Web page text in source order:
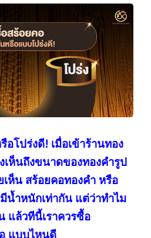
โปร่งดี! เมื่อเข้าร้านทอง
เห็นถึงขนาดของทองคำรูป
ห็น สร้อยคอทองคำ หรือ
น้ำหนักเท่ากัน แต่ว่าทำไม
แล้วทีนี้เราควรซื้อ
แบบไหนดี